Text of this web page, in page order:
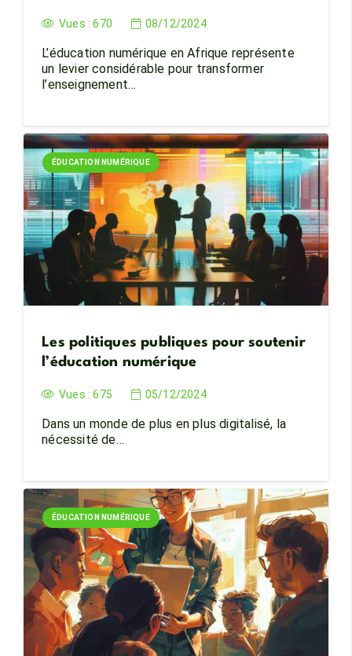
Vues :670 08/12/2024
L’éducation numérique en Afrique représente
un levier considérable pour transformer
l’enseignement…
ÉDUCATION NUMÉRIQUE
Les politiques publiques pour soutenir
l’éducation numérique
Vues :675 05/12/2024
Dans un monde de plus en plus digitalisé, la
nécessité de…
ÉDUCATION NUMÉRIQUE